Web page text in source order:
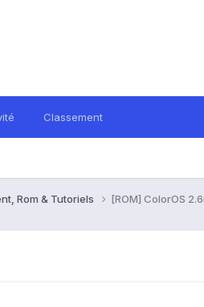
Classement
Rom & Tutoriels [ROM] ColorOS